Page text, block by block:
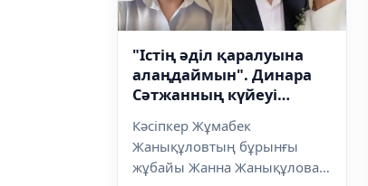
"Істің әділ қаралуына
алаңдаймын". Динара
Сәтжанның күйеуі
Жанықұловтың бұрынғы
әйелі сотқа қатысты
мәлімдеме жасады
Кәсіпкер Жұмабек
Жанықұловтың бұрынғы
жұбайы Жанна Жанықұлова